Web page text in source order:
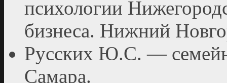
психологии
бизнеса. Нижний
Русских Ю.С. —
Самара.